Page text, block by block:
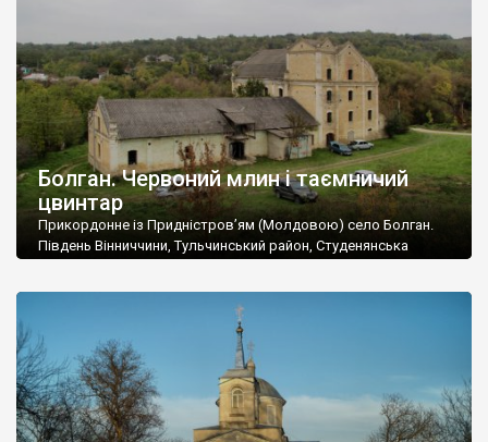
Болган. Червоний млин і таємничий
цвинтар
Прикордонне із Придністров’ям (Молдовою) село Болган.
Південь Вінниччини, Тульчинський район, Студенянська
старовинний цвинтар із кам’яними хрестами. Всі епітафії, які
збереглися, написані кирилицею, церковнослов’янською
мовою. За всіма традиційними ознаками – цвинтар
український. Хрести датуються 19 століттям. У 1924-1940
роках Болган […]